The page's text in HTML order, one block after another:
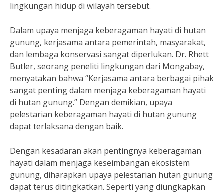
lingkungan hidup di wilayah tersebut.
Dalam upaya menjaga keberagaman hayati di hutan
gunung, kerjasama antara pemerintah, masyarakat,
dan lembaga konservasi sangat diperlukan. Dr. Rhett
Butler, seorang peneliti lingkungan dari Mongabay,
menyatakan bahwa “Kerjasama antara berbagai pihak
sangat penting dalam menjaga keberagaman hayati
di hutan gunung.” Dengan demikian, upaya
pelestarian keberagaman hayati di hutan gunung
dapat terlaksana dengan baik.
Dengan kesadaran akan pentingnya keberagaman
hayati dalam menjaga keseimbangan ekosistem
gunung, diharapkan upaya pelestarian hutan gunung
dapat terus ditingkatkan. Seperti yang diungkapkan